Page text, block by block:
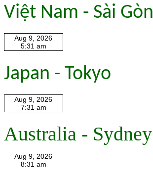
Việt Nam - Sài Gòn
Japan - Tokyo
Australia - Sydney